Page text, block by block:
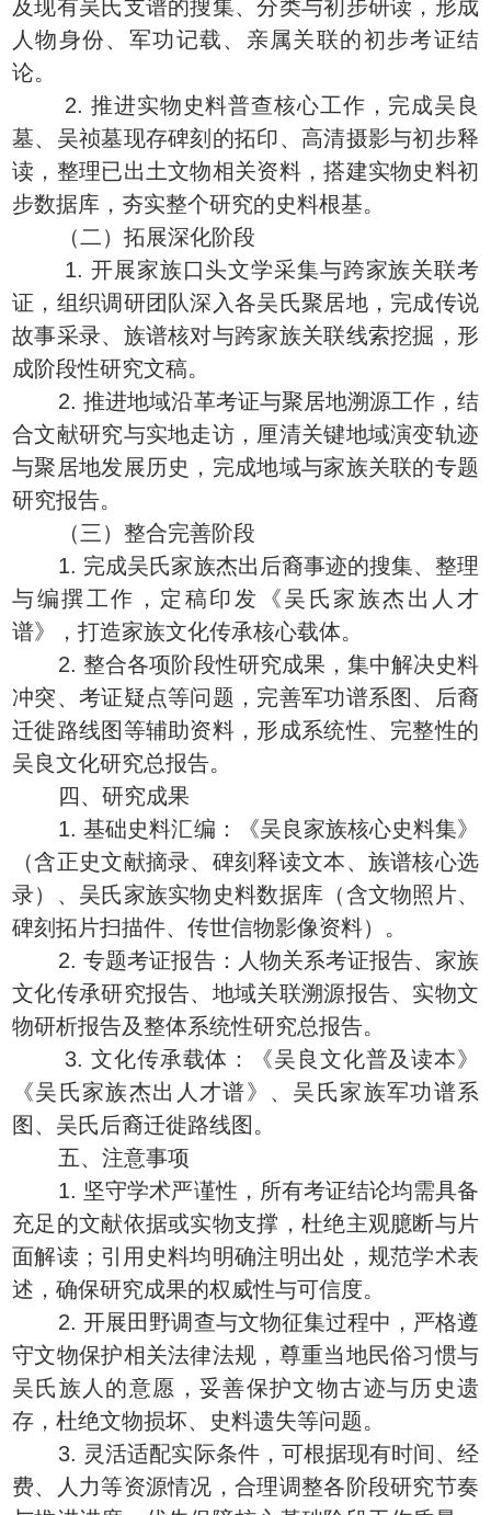
及现有吴氏支谱的搜集、分类与初步研读，形成
人物身份、军功记载、亲属关联的初步考证结
论。
2. 推进实物史料普查核心工作，完成吴良
墓、吴祯墓现存碑刻的拓印、高清摄影与初步释
读，整理已出土文物相关资料，搭建实物史料初
步数据库，夯实整个研究的史料根基。
（二）拓展深化阶段
1. 开展家族口头文学采集与跨家族关联考
证，组织调研团队深入各吴氏聚居地，完成传说
故事采录、族谱核对与跨家族关联线索挖掘，形
成阶段性研究文稿。
2. 推进地域沿革考证与聚居地溯源工作，结
合文献研究与实地走访，厘清关键地域演变轨迹
与聚居地发展历史，完成地域与家族关联的专题
研究报告。
（三）整合完善阶段
1. 完成吴氏家族杰出后裔事迹的搜集、整理
与编撰工作，定稿印发《吴氏家族杰出人才
谱》，打造家族文化传承核心载体。
2. 整合各项阶段性研究成果，集中解决史料
冲突、考证疑点等问题，完善军功谱系图、后裔
迁徙路线图等辅助资料，形成系统性、完整性的
吴良文化研究总报告。
四、研究成果
1. 基础史料汇编：《吴良家族核心史料集》
（含正史文献摘录、碑刻释读文本、族谱核心选
录）、吴氏家族实物史料数据库（含文物照片、
碑刻拓片扫描件、传世信物影像资料）。
2. 专题考证报告：人物关系考证报告、家族
文化传承研究报告、地域关联溯源报告、实物文
物研析报告及整体系统性研究总报告。
3. 文化传承载体：《吴良文化普及读本》
《吴氏家族杰出人才谱》、吴氏家族军功谱系
图、吴氏后裔迁徙路线图。
五、注意事项
1. 坚守学术严谨性，所有考证结论均需具备
充足的文献依据或实物支撑，杜绝主观臆断与片
面解读；引用史料均明确注明出处，规范学术表
述，确保研究成果的权威性与可信度。
2. 开展田野调查与文物征集过程中，严格遵
守文物保护相关法律法规，尊重当地民俗习惯与
吴氏族人的意愿，妥善保护文物古迹与历史遗
存，杜绝文物损坏、史料遗失等问题。
3. 灵活适配实际条件，可根据现有时间、经
费、人力等资源情况，合理调整各阶段研究节奏